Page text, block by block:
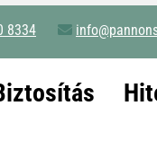
8334